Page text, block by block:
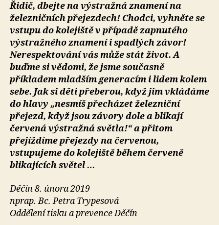
Řidič, dbejte na výstražná znamení na
železničních přejezdech! Chodci, vyhněte se
vstupu do kolejiště v případě zapnutého
výstražného znamení i spadlých závor!
Nerespektování vás může stát život. A
buďme si vědomi, že jsme současně
příkladem mladším generacím i lidem kolem
sebe. Jak si děti přeberou, když jim vkládáme
do hlavy „nesmíš přecházet železniční
přejezd, když jsou závory dole a blikají
červená výstražná světla!“ a přitom
přejíždíme přejezdy na červenou,
vstupujeme do kolejiště během červeně
blikajících světel …
Děčín 8. února 2019
nprap. Bc. Petra Trypesová
Oddělení tisku a prevence Děčín